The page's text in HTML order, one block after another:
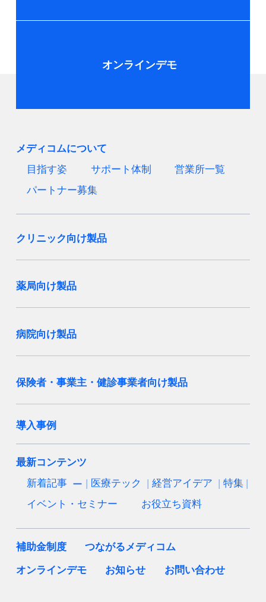
オンラインデモ
メディコムについて
目指す姿
サポート体制
営業所一覧
パートナー募集
クリニック向け製品
薬局向け製品
病院向け製品
保険者・事業主・健診事業者向け製品
導入事例
最新コンテンツ
新着記事
医療テック 経営アイデア
特集
イベント・セミナー
お役立ち資料
補助金制度 つながるメディコム
オンラインデモ お知らせ お問い合わせ